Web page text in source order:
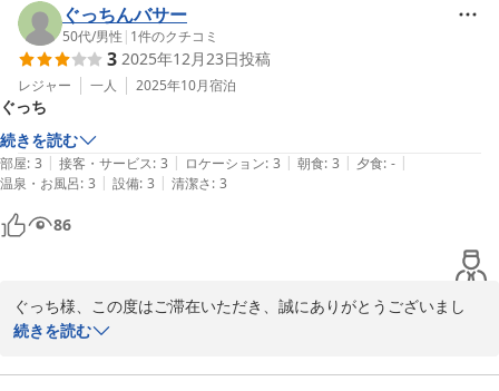
いをさせてしまい、深くお詫び申し上げます。滞在中も匂いが消え
なかったとのこと、誠に申し訳ございません。
現在、衛生・設備の担当と連携し、原因の徹底調査と再発防止に向
けた対策を進めております。対象部屋の下水経路、換気・清掃状
態、カビの発生箇所の点検を強化し、必要な修繕・清掃・換気改善
を実施します。次回ご利用の際には、状況に応じて別の客室への移
動や優先対応を検討させていただきます。
設備の古さについてのご指摘、料金設定へのご意見にも感謝しま
す。客室の状態や設備に見合った適正な価格設定を見直し、快適さ
とコストパフォーマンスの両立を目指して改善してまいります。
また、朝食の有無や周辺の利便性といった立地面のご評価も大変あ
ただけるよう努めますので、どうぞ他にもご要望があればご遠慮な
ぐっちんバサー
50代/男性 | 1件のクチコミ
3 2025年12月23日投稿
レジャー 一人 2025年10月宿泊
ぐっち
続きを読む
部屋: 3 | 接客・サービス: 3 | ロケーション: 3 | 朝食: 3 | 夕食: - |
温泉・お風呂: 3 | 設備: 3 | 清潔さ: 3
86
ぐっち様、この度はご滞在いただき、誠にありがとうございまし
た。
またお越しいただける日を、スタッフ一同心よりお待ちしておりま
続きを読む